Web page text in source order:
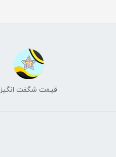
قیمت شگفت انگیز